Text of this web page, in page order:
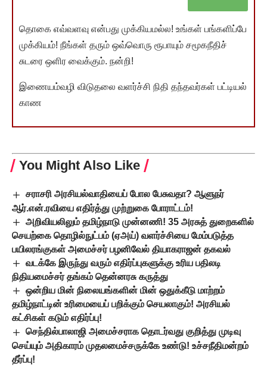
தொகை எவ்வளவு என்பது முக்கியமல்ல! உங்கள் பங்களிப்பே
முக்கியம்! நீங்கள் தரும் ஒவ்வொரு ரூபாயும் சமூகநீதிச்
சுடரை ஒளிர வைக்கும். நன்றி!
இணையம்வழி விடுதலை வளர்ச்சி நிதி தந்தவர்கள் பட்டியல்
காண
You Might Also Like
சராசரி அரசியல்வாதியைப் போல பேசுவதா? ஆளுநர்
ஆர்.என்.ரவியை எதிர்த்து முற்றுகை போராட்டம்!
அறிவியலிலும் தமிழ்நாடு முன்னணி! 35 அரசுத் துறைகளில்
செயற்கை தொழில்நுட்பம் (ஏஅய்) வளர்ச்சியை மேம்படுத்த
பயிலரங்குகள் அமைச்சர் பழனிவேல் தியாகராஜன் தகவல்
வடக்கே இருந்து வரும் எதிர்ப்புகளுக்கு உரிய பதிலடி
நிதியமைச்சர் தங்கம் தென்னரசு கருத்து
ஒன்றிய மின் நிலையங்களின் மின் ஒதுக்கீடு மாற்றம்
தமிழ்நாட்டின் உரிமையைப் பறிக்கும் செயலாகும்! அரசியல்
கட்சிகள் கடும் எதிர்ப்பு!
செந்தில்பாலாஜி அமைச்சராக தொடர்வது குறித்து முடிவு
செய்யும் அதிகாரம் முதலமைச்சருக்கே உண்டு! உச்சநீதிமன்றம்
தீர்ப்பு!